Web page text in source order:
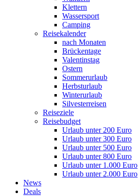
Klettern
Wassersport
Camping
Reisekalender
nach Monaten
Brückentage
Valentinstag
Ostern
Sommerurlaub
Herbsturlaub
Winterurlaub
Silvesterreisen
Reiseziele
Reisebudget
Urlaub unter 200 Euro
Urlaub unter 300 Euro
Urlaub unter 500 Euro
Urlaub unter 800 Euro
Urlaub unter 1.000 Euro
Urlaub unter 2.000 Euro
News
Deals